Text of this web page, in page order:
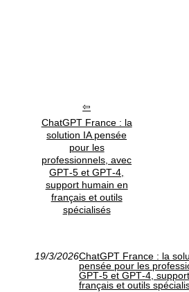
ChatGPT France : la
solution IA pensée
pour les
professionnels, avec
GPT‑5 et GPT‑4,
support humain en
français et outils
spécialisés
19/3/2026ChatGPT France : la
pensée pour les
GPT‑5 et GPT‑4,
français et outils